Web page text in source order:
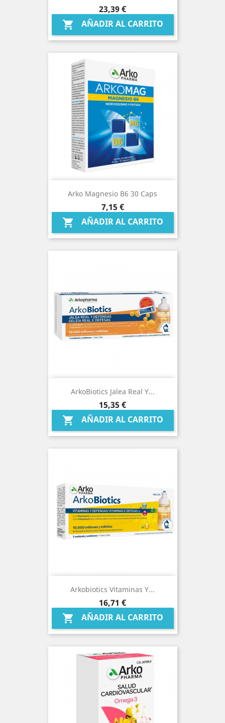
Precio
23,39 €
 AÑADIR AL CARRITO
Arko Magnesio B6 30 Caps
Precio
7,15 €
 AÑADIR AL CARRITO
ArkoBiotics Jalea Real Y...
Precio
15,35 €
 AÑADIR AL CARRITO
Arkobiotics Vitaminas Y...
Precio
16,71 €
 AÑADIR AL CARRITO